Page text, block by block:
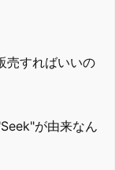
売すればいいの
が由来なん